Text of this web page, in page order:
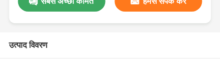
उत्पाद विवरण